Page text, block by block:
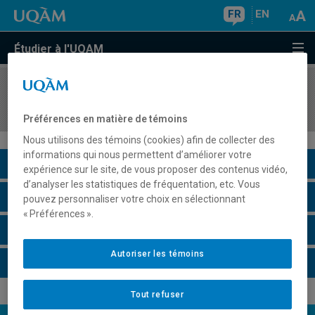
FR EN
Étudier à l'UQAM
COURS//
Description du cours
Horaire - Été 2026
Préférences en matière de témoins
Nous utilisons des témoins (cookies) afin de collecter des
informations qui nous permettent d’améliorer votre
expérience sur le site, de vous proposer des contenus vidéo,
d’analyser les statistiques de fréquentation, etc. Vous
pouvez personnaliser votre choix en sélectionnant
« Préférences ».
Tout refuser
Autoriser les témoins